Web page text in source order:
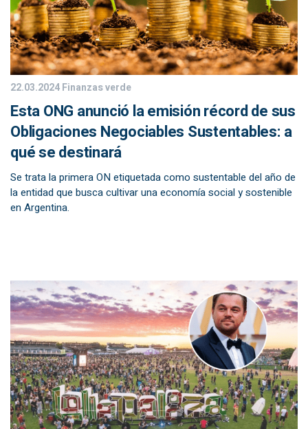
22.03.2024Finanzas verde
Esta ONG anunció la emisión récord de sus
Obligaciones Negociables Sustentables: a
qué se destinará
Se trata la primera ON etiquetada como sustentable del año de
la entidad que busca cultivar una economía social y sostenible
en Argentina.